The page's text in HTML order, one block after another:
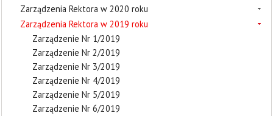
Zarządzenia Rektora w 2020 roku
Zarządzenia Rektora w 2019 roku
Zarządzenie Nr 1/2019
Zarządzenie Nr 2/2019
Zarządzenie Nr 3/2019
Zarządzenie Nr 4/2019
Zarządzenie Nr 5/2019
Zarządzenie Nr 6/2019